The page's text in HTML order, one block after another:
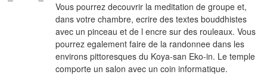
Vous pourrez decouvrir la meditation de groupe et,
dans votre chambre, ecrire des textes bouddhistes
avec un pinceau et de l encre sur des rouleaux. Vous
pourrez egalement faire de la randonnee dans les
environs pittoresques du Koya-san Eko-in. Le temple
comporte un salon avec un coin informatique.